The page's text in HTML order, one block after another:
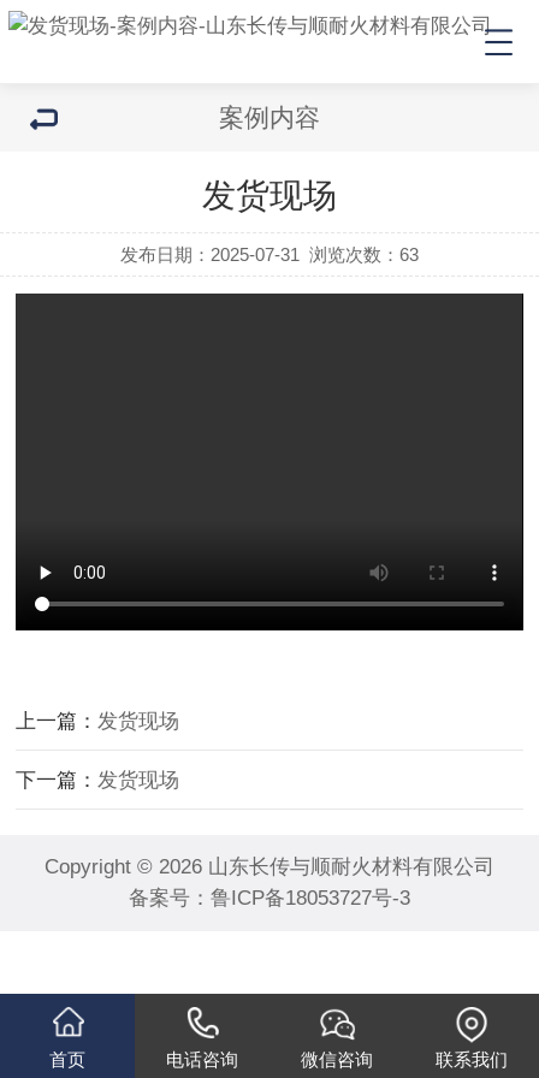
案例内容
发货现场
发布日期：2025-07-31 浏览次数：63
上一篇：发货现场
下一篇：发货现场
Copyright © 2026 山东长传与顺耐火材料有限公司
备案号： 鲁ICP备18053727号-3
首页 电话咨询 微信咨询 联系我们